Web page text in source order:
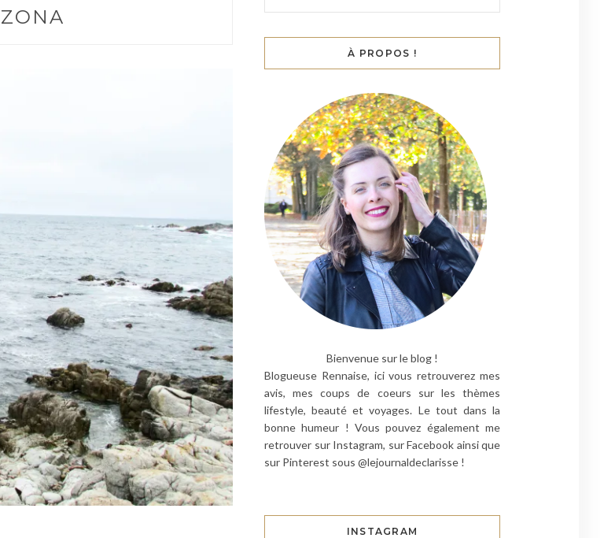
À PROPOS !
Bienvenue sur le blog !
Blogueuse Rennaise, ici vous retrouverez mes
avis, mes coups de coeurs sur les thèmes
lifestyle, beauté et voyages. Le tout dans la
bonne humeur ! Vous pouvez également me
retrouver sur Instagram, sur Facebook ainsi que
sur Pinterest sous @lejournaldeclarisse !
INSTAGRAM